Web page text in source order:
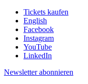
Tickets kaufen
English
Facebook
Instagram
YouTube
LinkedIn
Newsletter abonnieren